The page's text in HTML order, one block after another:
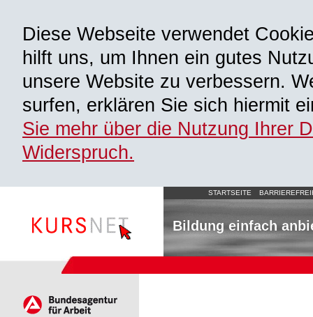
Diese Webseite verwendet
hilft uns, um Ihnen ein gutes
unsere Website zu verbessern.
surfen, erklären Sie sich hiermit
Sie mehr über die Nutzung Ihrer
Widerspruch.
STARTSEITE
Bildung einfach